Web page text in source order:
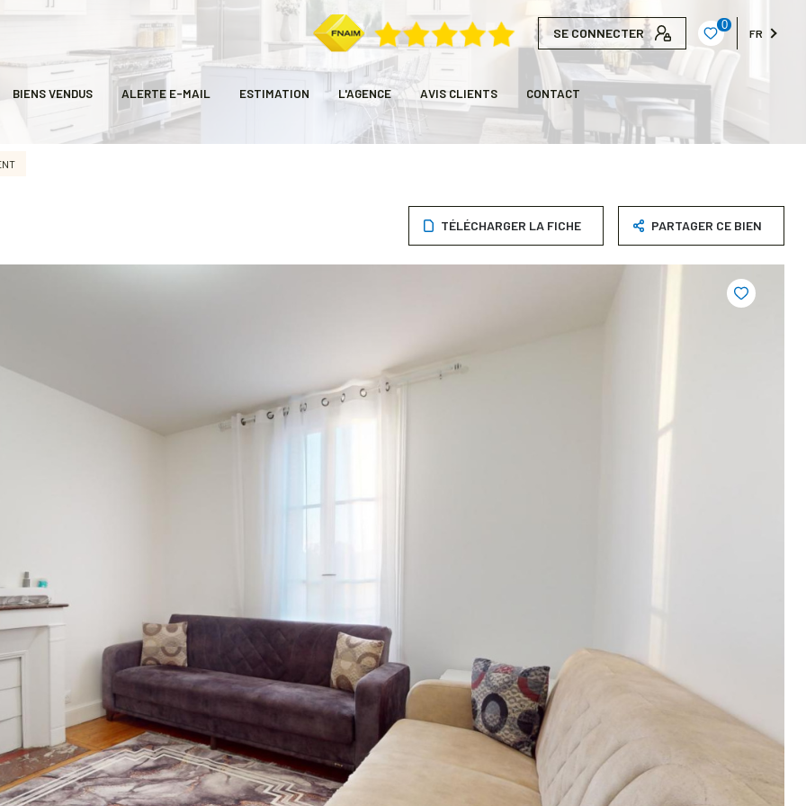
SE CONNECTER
0
FR
BIENS VENDUS ALERTE E-MAIL ESTIMATION L'AGENCE AVIS CLIENTS CONTACT
TÉLÉCHARGER LA FICHE PARTAGER CE BIEN